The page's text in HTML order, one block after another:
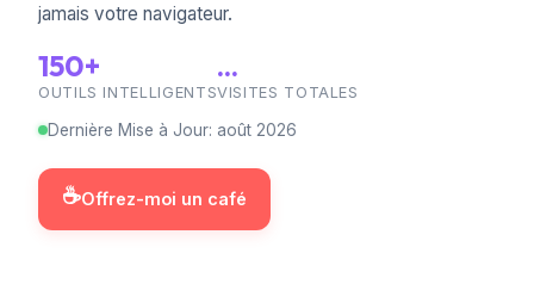
jamais votre navigateur.
150+
OUTILS INTELLIGENTS
...
VISITES TOTALES
Dernière Mise à Jour: août 2026
☕Offrez-moi un café